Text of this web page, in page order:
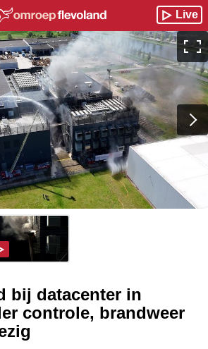
Live
bij datacenter in
controle, brandweer